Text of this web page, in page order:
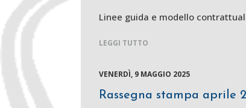
Linee guida e modello
LEGGI TUTTO
VENERDÌ, 9 MAGGIO 2025
Rassegna stampa aprile